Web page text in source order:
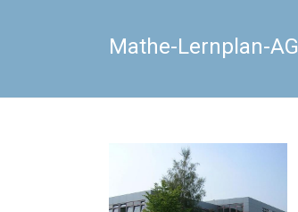
Mathe-Lernplan-AG